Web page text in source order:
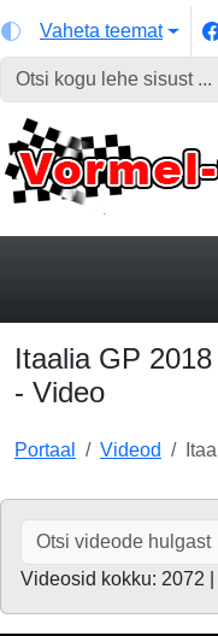
Vaheta teemat
Itaalia GP
- Video
Portaal Videod
Videosid kokku: 2072